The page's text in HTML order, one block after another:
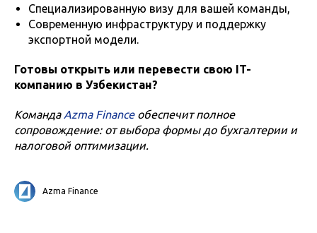
Специализированную визу для вашей команды,
Современную инфраструктуру и поддержку
экспортной модели.
Готовы открыть или перевести свою IT-
компанию в Узбекистан?
Команда Azma Finance обеспечит полное
сопровождение: от выбора формы до бухгалтерии и
налоговой оптимизации.
Azma Finance